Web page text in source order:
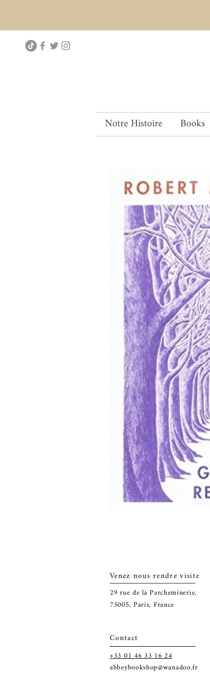
Notre Histoire Books
Venez nous rendre visite
29rue de la Parcheminerie,
75005, Paris, France
Contact
+33 01 46 33 16 24
abbeybookshop@wanadoo.fr